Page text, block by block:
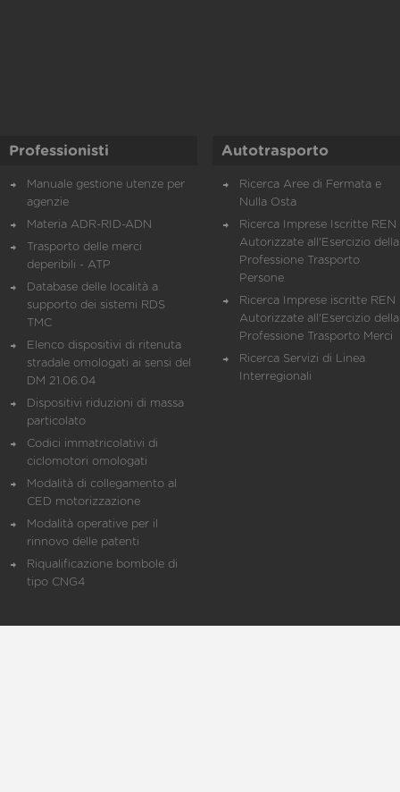
Professionisti
Manuale gestione utenze per
agenzie
Materia ADR-RID-ADN
Trasporto delle merci
deperibili - ATP
Database delle località a
supporto dei sistemi RDS
TMC
Elenco dispositivi di ritenuta
stradale omologati ai sensi del
DM 21.06.04
Dispositivi riduzioni di massa
particolato
Codici immatricolativi di
ciclomotori omologati
Modalità di collegamento al
CED motorizzazione
Modalità operative per il
rinnovo delle patenti
Riqualificazione bombole di
tipo CNG4
Autotrasporto
Ricerca Aree di Fermata e
Nulla Osta
Ricerca Imprese Iscritte REN
Autorizzate all'Esercizio della
Professione Trasporto
Persone
Ricerca Imprese iscritte REN
Autorizzate all'Esercizio della
Professione Trasporto Merci
Ricerca Servizi di Linea
Interregionali